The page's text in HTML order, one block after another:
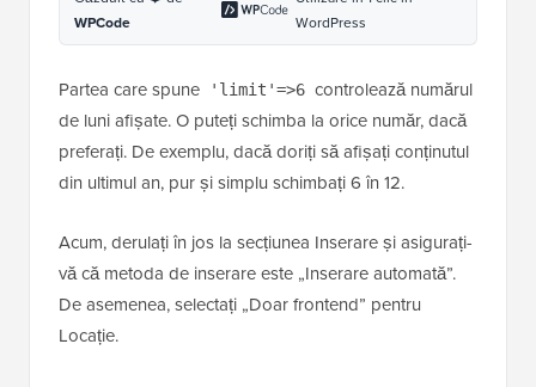
2
1
4
'wpb_limit_archives'
add_filter('widget_text' ,
'do_shortcode');
Găzduit cu ❤️ de
Utilizare în 1 clic în
Partea care spune 'limit'=>6 controlează numărul
de luni afișate. O puteți schimba la orice număr, dacă
preferați. De exemplu, dacă doriți să afișați conținutul